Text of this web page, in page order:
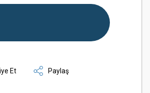
Et Paylaş